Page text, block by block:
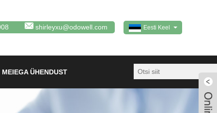
Eesti Keel
shirleyxu@odowell.com
ÜHENDUST